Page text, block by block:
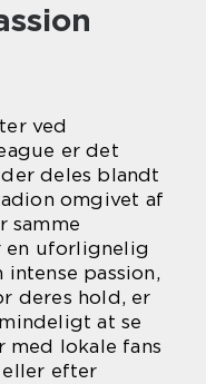
ved
er det
deles blandt
omgivet af
samme
uforlignelig
passion,
deres hold, er
at se
med lokale fans
efter